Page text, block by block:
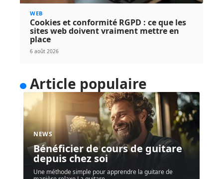
WEB
Cookies et conformité RGPD : ce que les
sites web doivent vraiment mettre en
place
6 août 2026
Article populaire
NEWS
Bénéficier de cours de guitare
depuis chez soi
Une méthode simple pour apprendre la guitare de